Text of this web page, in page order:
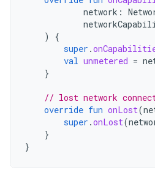
network :
)
{
super .
val unmetered =
}
// lost network
override fun onLost(
super .onLost(
}
}